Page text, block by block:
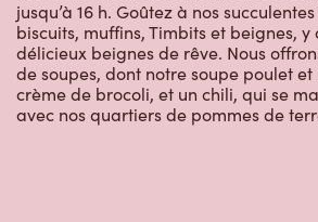
jusqu’à 16 h. Goûtez à nos
biscuits, muffins, Timbits et beignes, y
délicieux beignes de rêve. Nous
de soupes, dont notre soupe poulet
crème de brocoli, et un chili, qui se
avec nos quartiers de pommes de